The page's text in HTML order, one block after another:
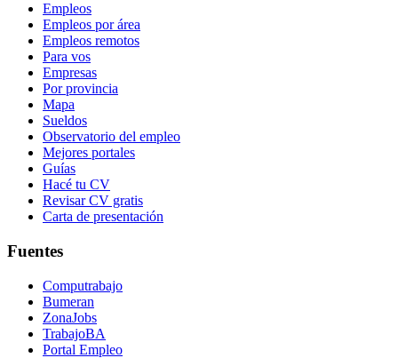
Empleos
Empleos por área
Empleos remotos
Para vos
Empresas
Por provincia
Mapa
Sueldos
Observatorio del empleo
Mejores portales
Guías
Hacé tu CV
Revisar CV gratis
Carta de presentación
Fuentes
Computrabajo
Bumeran
ZonaJobs
TrabajoBA
Portal Empleo